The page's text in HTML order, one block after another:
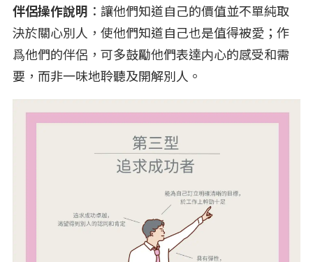
伴侶操作說明 ：讓他們知道自己的價值並不單純取
決於關心別人，使他們知道自己也是值得被愛；作
爲他們的伴侶，可多鼓勵他們表達内心的感受和需
要，而非一味地聆聽及開解別人。